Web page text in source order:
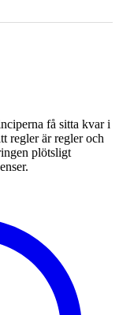
få sitta kvar i
regler är regler och
plötsligt